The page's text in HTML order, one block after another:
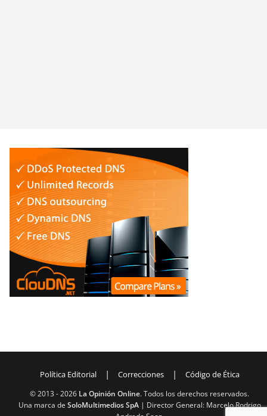
Política Editorial | Correcciones | Código de Ética
© 2013 -2026 La Opinión Online. Todos los derechos reservados.
Una marca de SoloMultimedios SpA| Director General: Marcelo Rodrigo